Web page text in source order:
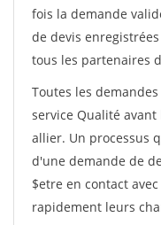
fois la demande
de devis
tous les partenaires
Toutes les
service Qualité
allier. Un processus
d'une demande de
$etre en contact
rapidement leurs